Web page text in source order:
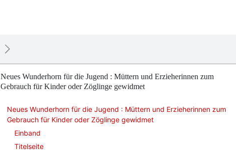
Neues Wunderhorn für die Jugend : Müttern und Erzieherinnen zum
Gebrauch für Kinder oder Zöglinge gewidmet
Neues Wunderhorn für die Jugend : Müttern und Erzieherinnen zum
Gebrauch für Kinder oder Zöglinge gewidmet
Einband
Titelseite